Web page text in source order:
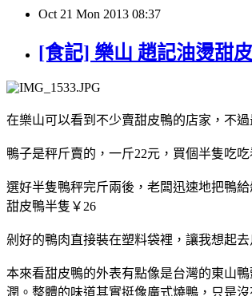
Oct 21 Mon 2013 08:37
[食記] 樂山 趙記油燙甜
在樂山可以看到不少賣甜皮鴨的店家，不
鴨子是秤斤賣的，一斤22元，買個半隻吃
選好半隻鴨秤完斤兩後，老闆迅速地把鴨給
甜皮鴨半隻￥26
剁好的鴨肉直接裝在塑料袋裡，讓我想起
本來看甜皮鴨的外表有點像是台灣的東山
潤。整體的味道其實挺像廣式燒鴨，只是